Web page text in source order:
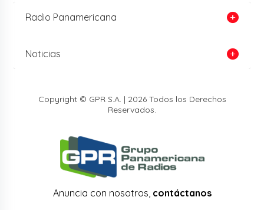
Radio Panamericana
Noticias
Copyright © GPR S.A. | 2026 Todos los Derechos
Reservados.
Anuncia con nosotros, contáctanos